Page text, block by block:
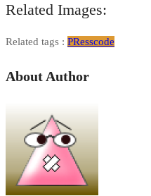
Related Images:
Related tags : PResscode
About Author